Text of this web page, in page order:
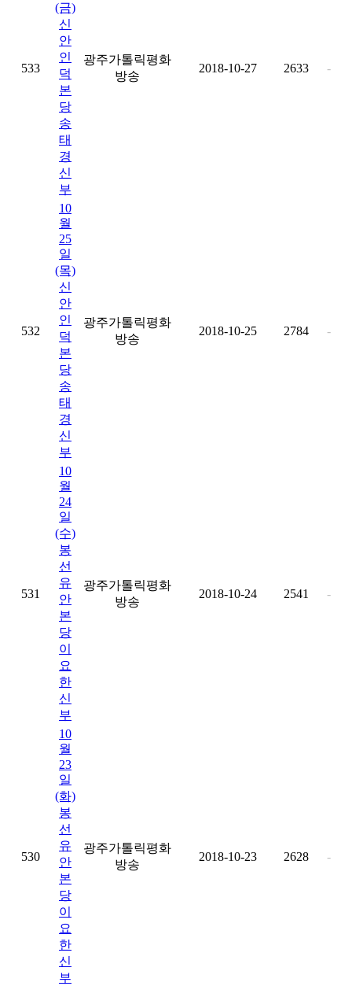
533
(금)
신
안
인
덕
본
당
송
태
경
신
부
광주가톨릭평화
방송
2018-10-27 2633 -
532
10
월
25
일
(목)
신
안
인
덕
본
당
송
태
경
신
부
광주가톨릭평화
방송
2018-10-25 2784 -
531
10
월
24
일
(수)
봉
선
유
안
본
당
이
요
한
신
부
광주가톨릭평화
방송
2018-10-24 2541 -
530
10
월
23
일
(화)
봉
선
유
안
본
당
이
요
한
신
부
광주가톨릭평화
방송
2018-10-23 2628 -